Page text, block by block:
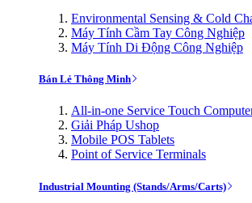
Environmental Sensing & Cold
Máy Tính Cầm Tay Công Nghiệp
Máy Tính Di Động Công Nghiệp
Bán Lẻ Thông Minh
All-in-one Service Touch
Giải Pháp Ushop
Mobile POS Tablets
Point of Service Terminals
Industrial Mounting (Stands/Arms/Carts)